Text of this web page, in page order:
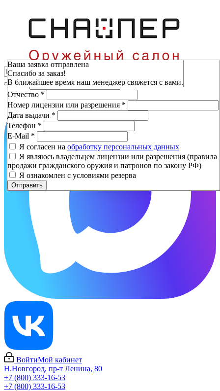
ВойтиМой кабинет
Н.Новгород, пр-т Ленина, 80
+7 (800) 333-16-53
+7 (800) 333-16-53
Зарезервировать
Фамилия*
Имя*
Отчество *
Номер лицензии или разрешения *
Дата выдачи *
Телефон *
E-Mail *
Я согласен на обработку персональных данных
Я являюсь владельцем лицензии или разрешения (правила
продажи гражданского оружия и патронов по закону РФ)
Я ознакомлен с условиями резерва
Отправить
Ваша заявка отправлена
Спасибо за заказ!
В ближайшее время наш менеджер свяжется с вами.